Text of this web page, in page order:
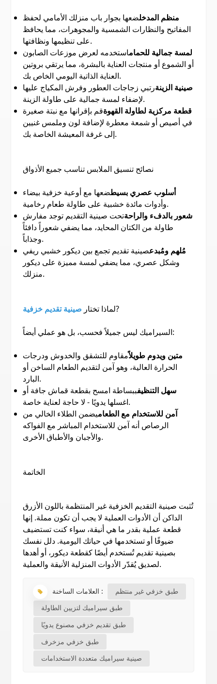
منظم المدخلضعها بجوار باب منزلك الأمامي لحفظ
المفاتيح والنظارات الشمسية والمجوهرات، مما يحافظ
على تنظيمها ونظافتها.
لمسة جمالية للحماماستخدمه لعرض موزعات الصابون
أو الشموع أو منتجات العناية بالبشرة، مما يرتقي بروتين
العناية الذاتية اليومي الخاص بك.
صينية الزينةرتبي زجاجات العطور وفرش المكياج عليها
لإضفاء لمسة جمالية على طاولة الزينة.
قطعة مركزية لطاولة القهوةقم بإقرانها مع نبتة صغيرة
في أصيص أو شمعة معطرة لإضافة لون وملمس غنيين
إلى غرفة المعيشة الخاصة بك.
نصائح تنسيق الملابس تناسب جميع الأذواق
أسلوب عصري بسيطضعها مع أوعية خزفية بيضاء
وأدوات مائدة خشبية على طاولة طعام رخامية.
شعور بالدفء والراحةتحت صينية التقديم توجد مفارش
طاولة من الكتان المحايد، مما يضفي شعوراً دافئاً
وجذاباً.
مُلهم ومُبدعصينية تقديم تجمع بين ديكور خشبي ريفي
وشكل عصري، مما يضفي لمسة مميزة على ديكور
منزلك.
لماذا تختار صينية تقديم خزفية ?
السيراميك ليس جميلاً فحسب، بل هو عملي أيضاً:
متين ويدوم طويلاًمقاوم للتشقق والخدوش ودرجات
الحرارة العالية، وهو آمن لتقديم الطعام الساخن أو
البارد.
سهل التنظيفببساطة امسح بقطعة قماش جافة أو
اغسلها يدويًا - لا حاجة لعناية خاصة.
آمن للاستخدام مع الطعاميضمن الطلاء الخالي من
الرصاص أنه آمن للاستخدام المباشر مع الفواكه
والأجبان والأطباق الأخرى.
الخاتمة
تُثبت صينية التقديم الخزفية غير المنتظمة باللون الأزرق
الداكن أن الأدوات العملية لا يجب أن تكون مملة. إنها
قطعة عملية بقدر ما هي أنيقة، سواء كنت تستضيف
ضيوفًا أو تستخدمها في حياتك اليومية. دلل نفسك
بصينية تقديم تُستخدم أيضًا كقطعة ديكور، أو أهدها
لصديق يُقدّر الأدوات المنزلية الأنيقة والعملية.
العلامات الساخنة :
طبق خزفي غير منتظم
طبق سيراميك لتزيين الطاولة
طبق تقديم خزفي مصنوع يدويًا
طبق خزفي مزخرف
صينية سيراميك متعددة الاستخدامات